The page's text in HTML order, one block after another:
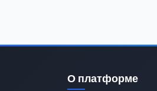
О платформе